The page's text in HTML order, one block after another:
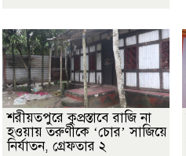
শরীয়তপুরে কুপ্রস্তাবে রাজি না
হওয়ায় তরুণীকে ‘চোর’ সাজিয়ে
নির্যাতন, গ্রেফতার ২